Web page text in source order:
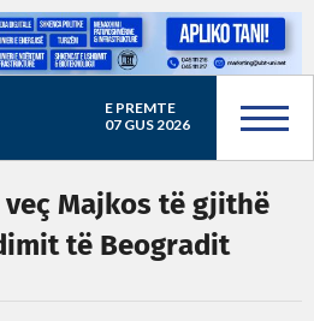
E PREMTE
07 GUS 2026
veç Majkos të gjithë
të Beogradit